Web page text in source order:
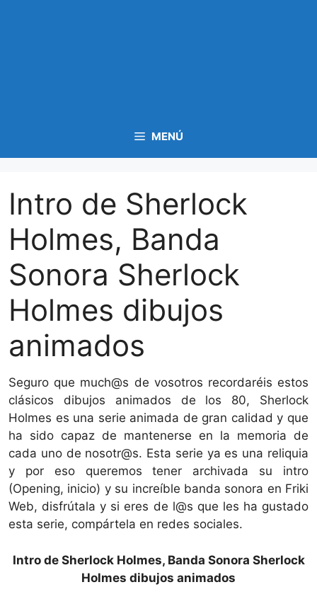
MENÚ
Intro de Sherlock
Holmes, Banda
Sonora Sherlock
Holmes dibujos
animados
Seguro que much@s de vosotros recordaréis estos
clásicos dibujos animados de los 80, Sherlock
Holmes es una serie animada de gran calidad y que
ha sido capaz de mantenerse en la memoria de
cada uno de nosotr@s. Esta serie ya es una reliquia
y por eso queremos tener archivada su intro
(Opening, inicio) y su increíble banda sonora en Friki
Web, disfrútala y si eres de l@s que les ha gustado
esta serie, compártela en redes sociales.
Intro de Sherlock Holmes, Banda Sonora Sherlock
Holmes dibujos animados